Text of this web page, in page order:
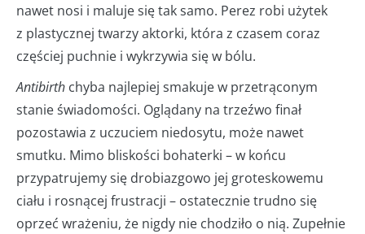
nawet nosi i maluje się tak samo. Perez robi użytek
z plastycznej twarzy aktorki, która z czasem coraz
częściej puchnie i wykrzywia się w bólu.
Antibirth chyba najlepiej smakuje w przetrąconym
stanie świadomości. Oglądany na trzeźwo finał
pozostawia z uczuciem niedosytu, może nawet
smutku. Mimo bliskości bohaterki – w końcu
przypatrujemy się drobiazgowo jej groteskowemu
ciału i rosnącej frustracji – ostatecznie trudno się
oprzeć wrażeniu, że nigdy nie chodziło o nią. Zupełnie